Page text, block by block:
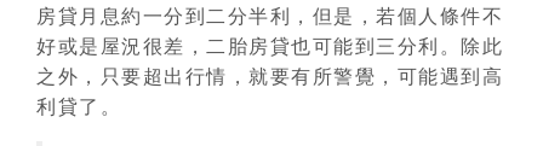
房貸月息約一分到二分半利 ，但是，若個人條件不
好或是屋況很差，二胎房貸也可能到三分利。除此
之外，只要超出行情，就要有所警覺，可能遇到高
利貸了。